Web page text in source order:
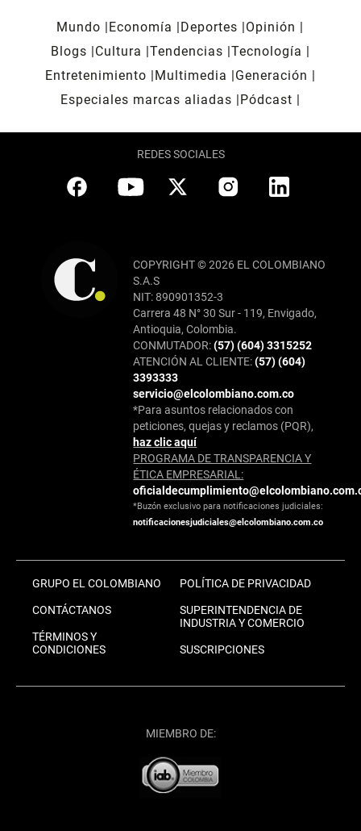
Mundo Economía Deportes
Opinión
Blogs
Cultura Tendencias Tecnología
Entretenimiento
Multimedia
Generación
Especiales marcas aliadas
Pódcast
REDES SOCIALES
COPYRIGHT © 2026 EL COLOMBIANO
S.A.S
NIT: 890901352-3
Carrera 48 N° 30 Sur - 119, Envigado,
Antioquia, Colombia.
CONMUTADOR:(57) (604) 3315252
ATENCIÓN AL CLIENTE:(57) (604)
3393333
servicio@elcolombiano.com.co
*Para asuntos relacionados con
peticiones, quejas y reclamos (PQR),
haz clic aquí
PROGRAMA DE TRANSPARENCIA Y
ÉTICA EMPRESARIAL:
*Buzón exclusivo para notificaciones judiciales:
notificacionesjudiciales@elcolombiano.com.co
GRUPO EL COLOMBIANO
CONTÁCTANOS
TÉRMINOS Y
CONDICIONES
POLÍTICA DE PRIVACIDAD
SUPERINTENDENCIA DE
INDUSTRIA Y COMERCIO
SUSCRIPCIONES
MIEMBRO DE: